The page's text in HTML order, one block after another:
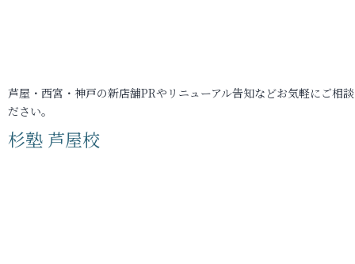
芦屋・西宮・神戸の新店舗PRやリニューアル告知などお気軽にご相
ださい。
杉塾 芦屋校